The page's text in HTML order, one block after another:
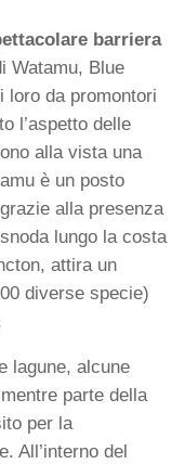
barriera
Watamu, Blue
loro da promontori
l’aspetto delle
alla vista una
è un posto
alla presenza
lungo la costa
attira un
diverse specie)
lagune, alcune
parte della
per la
All’interno del